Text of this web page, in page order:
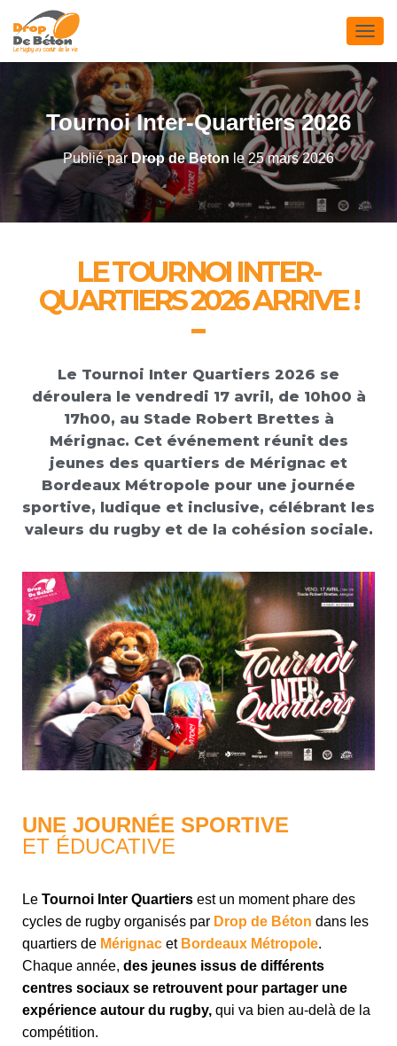
D
É
P
L
I
E
R
L
A
Tournoi Inter-Quartiers 2026
Publié parDrop de Beton le25 mars 2026
LE TOURNOI INTER-
QUARTIERS 2026 ARRIVE !
Le Tournoi Inter Quartiers 2026 se
déroulera le vendredi 17 avril, de 10h00 à
17h00, au Stade Robert Brettes à
Mérignac. Cet événement réunit des
jeunes des quartiers de Mérignac et
Bordeaux Métropole pour une journée
sportive, ludique et inclusive, célébrant les
valeurs du rugby et de la cohésion sociale.
UNE JOURNÉE SPORTIVE
ET ÉDUCATIVE
Le Tournoi Inter Quartiers est un moment phare des
cycles de rugby organisés par Drop de Béton dans les
quartiers de Mérignac et Bordeaux Métropole.
Chaque année, des jeunes issus de différents
centres sociaux se retrouvent pour partager une
expérience autour du rugby, qui va bien au-delà de la
compétition.